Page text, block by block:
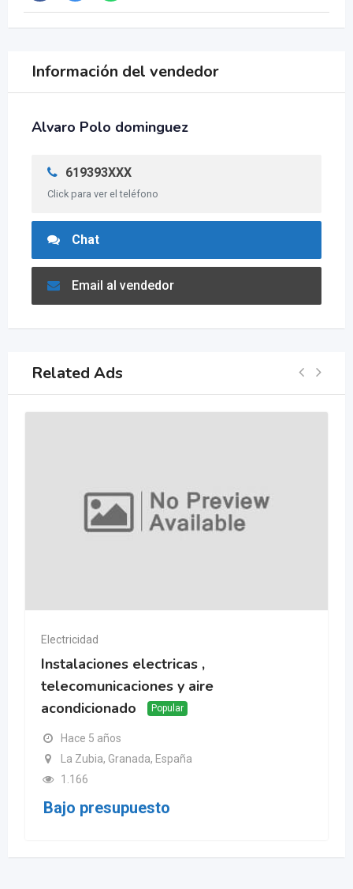
Información del vendedor
Alvaro Polo dominguez
619393XXX
Click para ver el teléfono
Chat
Email al vendedor
Related Ads
Electricidad
Instalaciones electricas ,
telecomunicaciones y aire
acondicionado
Popular
Hace 5 años
La Zubia, Granada, España
1.166
Bajo presupuesto